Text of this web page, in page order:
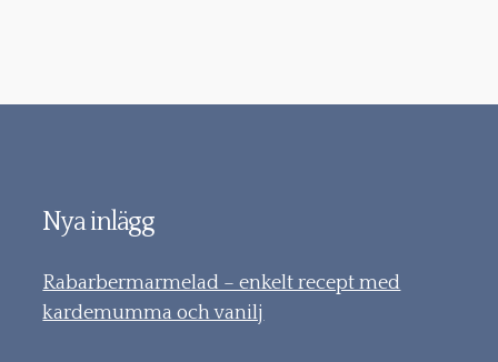
Nya inlägg
Rabarbermarmelad – enkelt recept med
kardemumma och vanilj